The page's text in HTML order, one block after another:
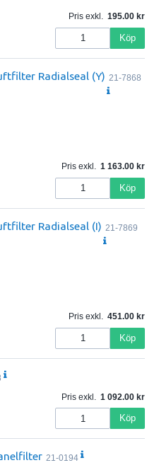
Pris exkl. 195.00
Köp
Radialseal (Y) 21-7868
Pris exkl. 1 163.00
Köp
Radialseal (I) 21-7869
Pris exkl. 451.00
Köp
Pris exkl.
1 092.00
Köp
21-0194